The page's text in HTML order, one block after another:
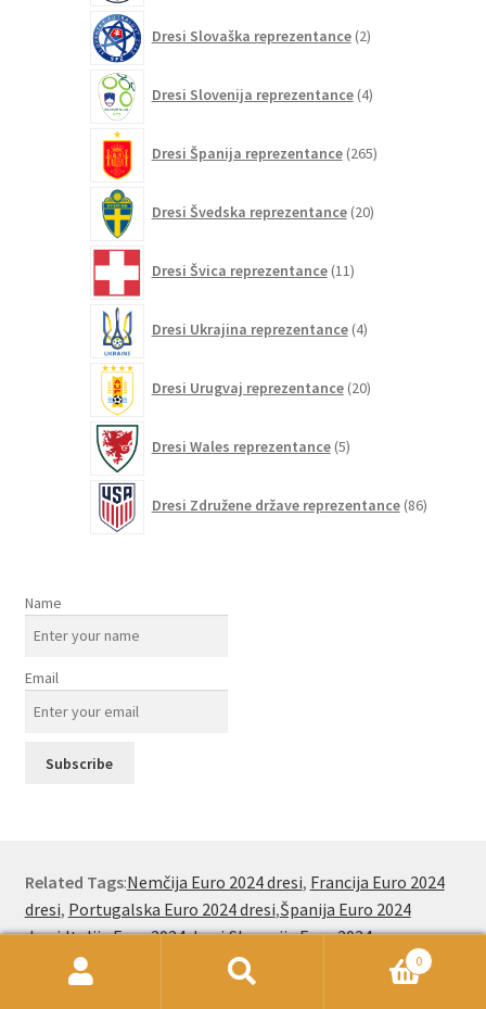
Dresi Slovaška reprezentance 2izdelka
Dresi Slovenija reprezentance 4izdelki
Dresi Španija reprezentance 265izdelkov
Dresi Švedska reprezentance 20izdelkov
Dresi Švica reprezentance 11izdelkov
Dresi Ukrajina reprezentance 4izdelki
Dresi Urugvaj reprezentance 20izdelkov
Dresi Wales reprezentance 5izdelkov
Dresi Združene države reprezentance 86izdelkov
Name
Email
Related Tags:Nemčija Euro 2024 dresi, Francija Euro 2024
dresi, Portugalska Euro 2024 dresi,Španija Euro 2024
dresi,Italija Euro 2024 dresi,Slovenija Euro 2024
Nizozemska Euro 2024 dresi
Belgija Euro 2024
Real Madrid dres Anglija Euro 2024 dresi
Erling
0